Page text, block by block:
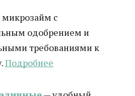
с
одобрением и
требованиями к
Подробнее